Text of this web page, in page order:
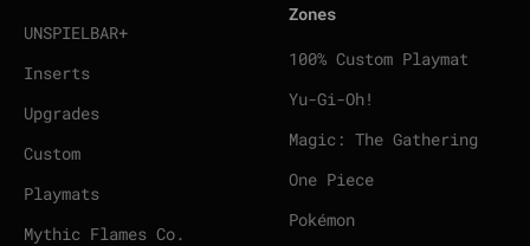
UNSPIELBAR+
Inserts
Upgrades
Custom
Playmats
Mythic Flames Co.
Zones
100% Custom Playmat
Yu-Gi-Oh!
Magic: The Gathering
One Piece
Pokémon